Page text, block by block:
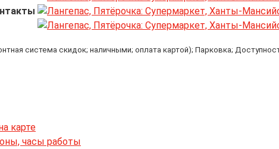
система скидок; наличными; оплата картой); Парковка;
карте
часы работы